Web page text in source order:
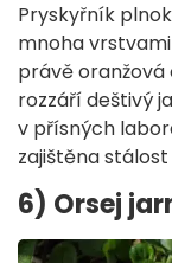
Pryskyřník
mnoha
právě
rozzáří deštivý
v přísných
zajištěna
6) Orsej